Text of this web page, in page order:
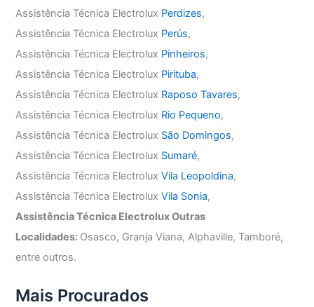
Assistência Técnica Electrolux Perdizes,
Assistência Técnica Electrolux Perús,
Assistência Técnica Electrolux Pinheiros,
Assistência Técnica Electrolux Pirituba,
Assistência Técnica Electrolux Raposo Tavares,
Assistência Técnica Electrolux Rio Pequeno,
Assistência Técnica Electrolux São Domingos,
Assistência Técnica Electrolux Sumaré,
Assistência Técnica ElectroluxVila Leopoldina,
Assistência Técnica ElectroluxVila Sonia,
Assistência Técnica Electrolux Outras
Localidades: Osasco, Granja Viana, Alphaville, Tamboré,
entre outros.
Mais Procurados